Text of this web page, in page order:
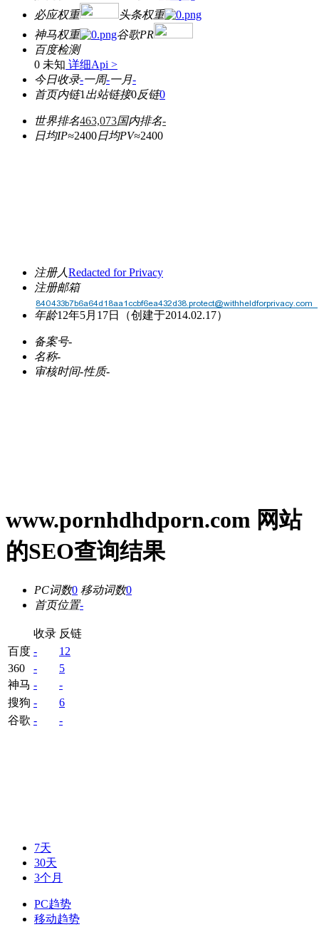
必应权重
头条权重
神马权重
谷歌PR
百度检测
0 未知 详细Api >
今日收录-一周-一月-
首页内链1 出站链接0反链0
世界排名463,073国内排名-
日均IP≈2400日均PV≈2400
注册人Redacted for Privacy
注册邮箱
年龄12年5月17日 （创建于2014.02.17）
备案号-
名称-
审核时间-性质-
www.pornhdhdporn.com 网站
的SEO查询结果
PC词数0 移动词数0
首页位置-
收录 反链
百度 -
12
360
-
5
神马 -
-
搜狗 -
6
谷歌 - -
7天
30天
3个月
PC趋势
移动趋势